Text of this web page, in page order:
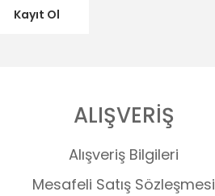
Kayıt Ol
ALIŞVERİŞ
Alışveriş Bilgileri
Mesafeli Satış Sözleşmesi